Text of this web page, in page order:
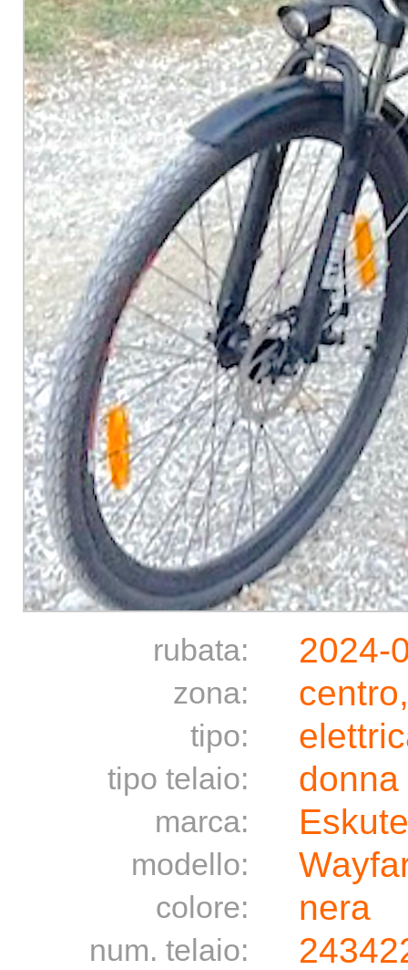
rubata: 2024-
zona:
tipo:
tipo telaio: donna
marca: Eskute
modello:
colore: nera
num. telaio: